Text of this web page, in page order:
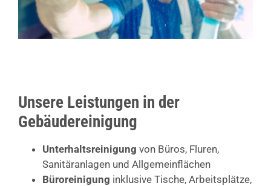
Unsere Leistungen in der
Gebäudereinigung
Unterhaltsreinigung von Büros, Fluren,
Sanitäranlagen und Allgemeinflächen
Büroreinigung inklusive Tische, Arbeitsplätze,